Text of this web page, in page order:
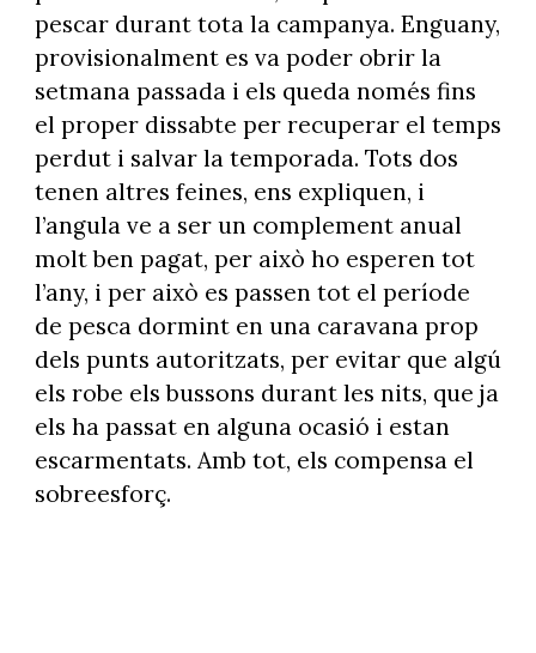
pescar durant tota la campanya. Enguany,
provisionalment es va poder obrir la
setmana passada i els queda només fins
el proper dissabte per recuperar el temps
perdut i salvar la temporada. Tots dos
tenen altres feines, ens expliquen, i
l’angula ve a ser un complement anual
molt ben pagat, per això ho esperen tot
l’any, i per això es passen tot el període
de pesca dormint en una caravana prop
dels punts autoritzats, per evitar que algú
els robe els bussons durant les nits, que ja
els ha passat en alguna ocasió i estan
escarmentats. Amb tot, els compensa el
sobreesforç.